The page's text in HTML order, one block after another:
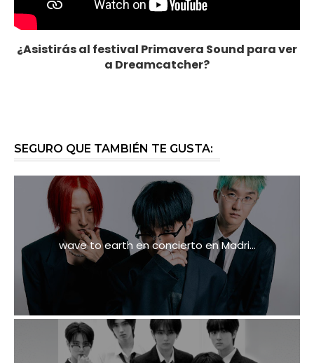
¿Asistirás al festival Primavera Sound para ver
a Dreamcatcher?
SEGURO QUE TAMBIÉN TE GUSTA:
wave to earth en concierto en Madri...